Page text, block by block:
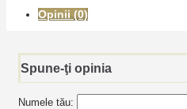
Opinii (0)
Spune-ţi opinia
Numele tău: